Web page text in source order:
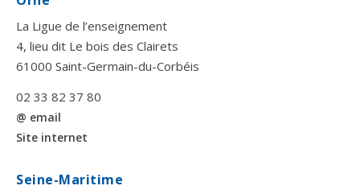
La Ligue de l’enseignement
4, lieu dit Le bois des Clairets
61000 Saint-Germain-du-Corbéis
02 33 82 37 80
@ email
Site internet
Seine-Maritime